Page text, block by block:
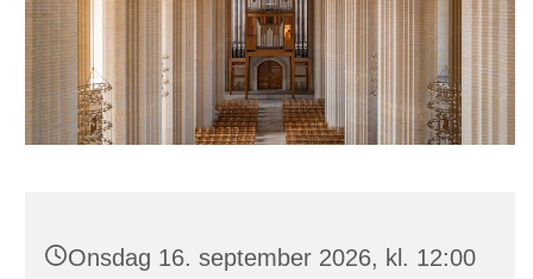
Onsdag 16. september 2026, kl. 12:00